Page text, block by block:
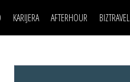
KARIJERA AFTERHOUR BIZTRAVEL
POSAO
MOJ UGAO
FILM I SCENA
AUTO SVET